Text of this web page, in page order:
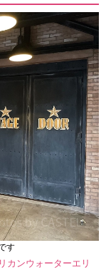
す
カンウォーターエリ